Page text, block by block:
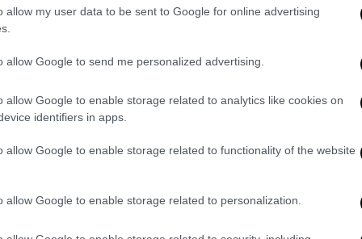
allow my user data to be sent to Google for online advertising
allow Google to send me personalized advertising.
allow Google to enable storage related to analytics like cookies on
identifiers in apps.
allow Google to enable storage related to functionality of the website
allow Google to enable storage related to personalization.
(Ducati, Guzzi, Aprilia etc) rappresentano ancora la prima
venduti in tutto il mondo, e l’industria delle parti staccate
Invece in Gran Bretagna dove imperava il liberismo
e alla sua famosa “mano invisibile”: tutti gli storici marchi
BSA etc. fallirono e scomparvero dalla scena mondiale, solo la